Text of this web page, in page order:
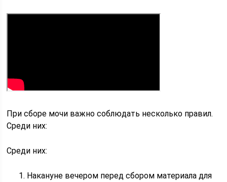
При сборе мочи важно соблюдать несколько правил.
Среди них:
Среди них:
Накануне вечером перед сбором материала для